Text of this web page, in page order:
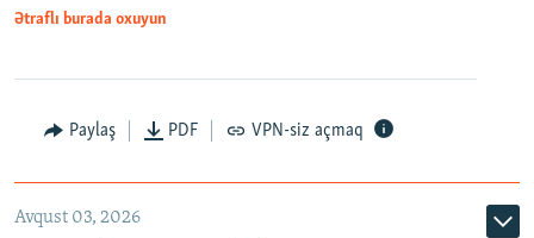
Ətraflı burada oxuyun
Paylaş PDF VPN-siz açmaq
Avqust 03, 2026